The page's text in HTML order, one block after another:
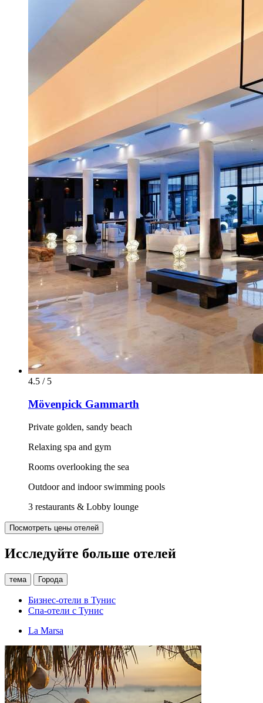
4.5 / 5
Mövenpick Gammarth
Private golden, sandy beach
Relaxing spa and gym
Rooms overlooking the sea
Outdoor and indoor swimming pools
3 restaurants & Lobby lounge
Посмотреть цены отелей
Исследуйте больше отелей
тема Города
Бизнес-отели в Тунис
Спа-отели с Тунис
La Marsa